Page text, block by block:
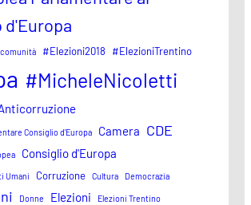
d'Europa
#Elezioni2018 #ElezioniTrentino
#MicheleNicoletti
Consiglio d'Europa Camera CDE
Consiglio d'Europa
Umani Corruzione Cultura Democrazia
Donne Elezioni Elezioni Trentino